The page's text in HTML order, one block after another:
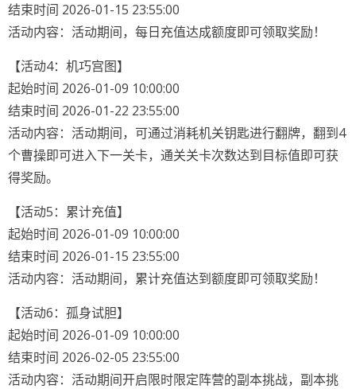
结束时间 2026-01-15 23:55:00
活动内容：活动期间，每日充值达成额度即可领取奖励！
【活动4：机巧宫图】
起始时间 2026-01-09 10:00:00
结束时间 2026-01-22 23:55:00
活动内容：活动期间，可通过消耗机关钥匙进行翻牌，翻到4
个曹操即可进入下一关卡，通关关卡次数达到目标值即可获
得奖励。
【活动5：累计充值】
起始时间 2026-01-09 10:00:00
结束时间 2026-01-15 23:55:00
活动内容：活动期间，累计充值达到额度即可领取奖励！
【活动6：孤身试胆】
起始时间 2026-01-09 10:00:00
结束时间 2026-02-05 23:55:00
活动内容：活动期间开启限时限定阵营的副本挑战，副本挑